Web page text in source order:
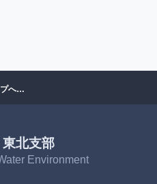
プへ…
東北支部
Environment